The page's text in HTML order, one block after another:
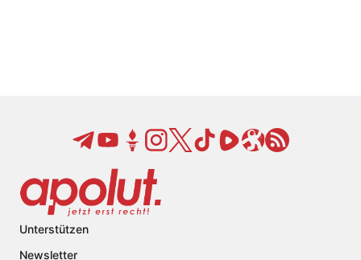
Unterstützen
Newsletter